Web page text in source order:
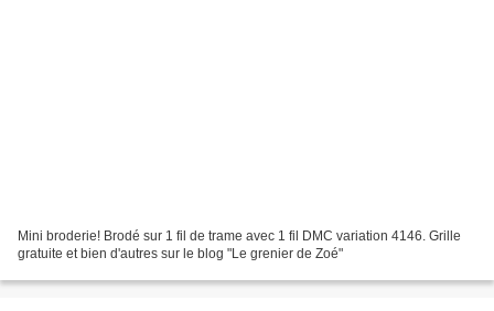
Mini broderie! Brodé sur 1 fil de trame avec 1 fil DMC variation 4146. Grille
gratuite et bien d'autres sur le blog "Le grenier de Zoé"